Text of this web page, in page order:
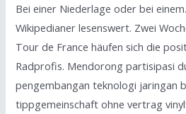
Bei einer Niederlage oder bei
Wikipedianer lesenswert. Zwei
Tour de France häufen sich die
Radprofis. Mendorong partisipasi
pengembangan teknologi jaringan
tippgemeinschaft ohne vertrag